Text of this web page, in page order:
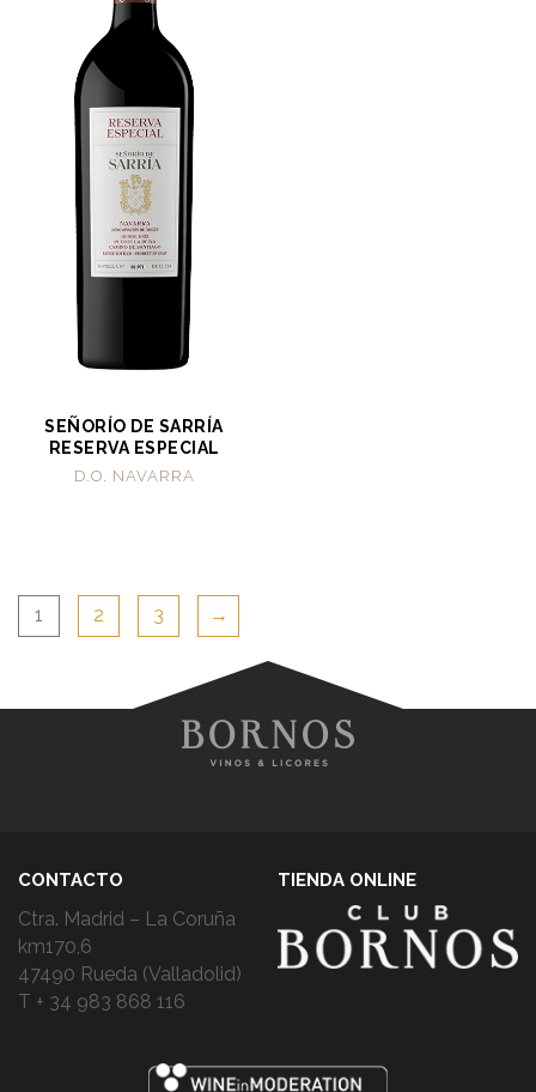
SEÑORÍO DE SARRÍA
RESERVA ESPECIAL
D.O. NAVARRA
1 2 3 →
CONTACTO
Ctra. Madrid – La Coruña
km170,6
47490 Rueda (Valladolid)
T + 34 983 868 116
TIENDA ONLINE